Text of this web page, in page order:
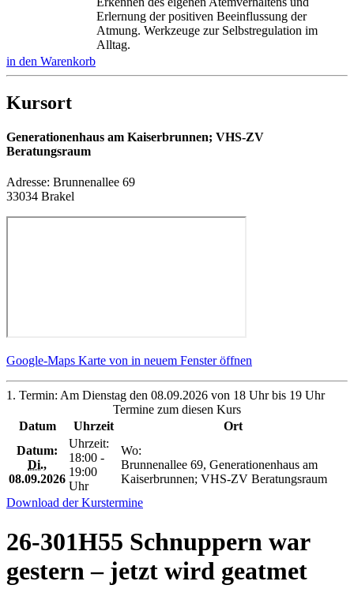
Erlernung der positiven Beeinflussung der
Atmung. Werkzeuge zur Selbstregulation im
Alltag.
in den Warenkorb
Kursort
Generationenhaus am Kaiserbrunnen; VHS-ZV
Beratungsraum
Adresse: Brunnenallee 69
33034 Brakel
Google-Maps Karte von in neuem Fenster öffnen
1. Termin: Am Dienstag den 08.09.2026 von 18 Uhr bis 19 Uhr
Termine zum diesen Kurs
Datum
Uhrzeit
Ort
Datum:
Di.,
08.09.2026
Uhrzeit:
18:00 -
19:00
Uhr
Wo:
Brunnenallee 69, Generationenhaus am
Kaiserbrunnen; VHS-ZV Beratungsraum
Download der Kurstermine
26-301H55 Schnuppern war
gestern – jetzt wird geatmet